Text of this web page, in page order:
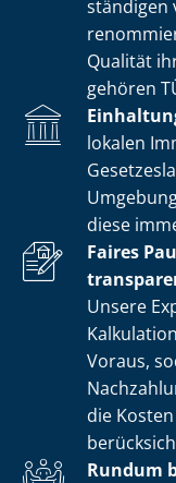
stän­di­gen
Qualität
gehören
lokalen
diese
Faires
Unsere
Voraus,
die
Rundum